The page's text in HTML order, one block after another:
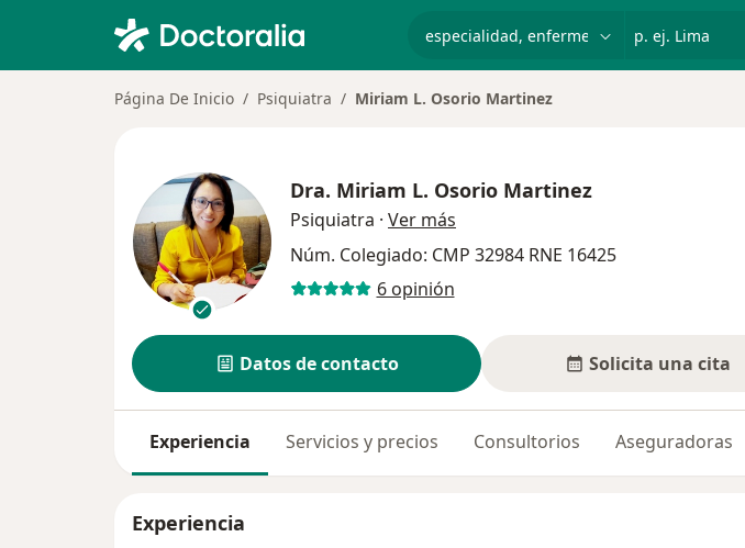
Página De Inicio Psiquiatra Miriam L. Osorio Martinez
Dra. Miriam L. Osorio Martinez
Psiquiatra · Ver más
Núm. Colegiado: CMP 32984 RNE 16425
6 opinión
Datos de contacto Solicita una cita
Experiencia Servicios y precios Consultorios Aseguradoras
Experiencia